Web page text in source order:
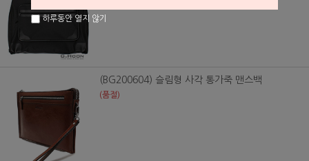
(BG200604) 슬림형 사각 통가죽 맨스백
(품절)
하루동안 열지 않기